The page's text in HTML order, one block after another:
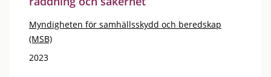
Myndigheten för samhällsskydd och beredskap
(MSB)
2023